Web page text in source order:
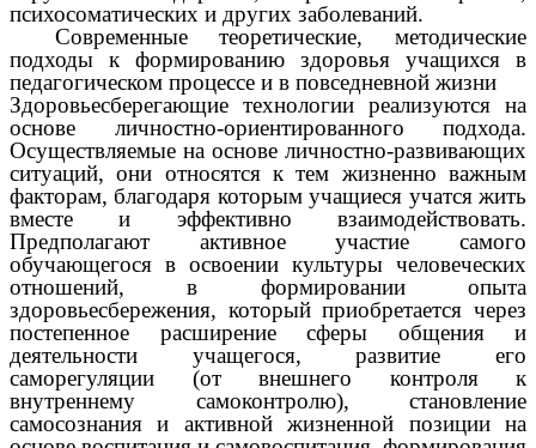
психосоматических и других заболеваний.
Современные теоретические, методические
подходы к формированию здоровья учащихся в
педагогическом процессе и в повседневной жизни
Здоровьесберегающие технологии реализуются на
основе личностно-ориентированного подхода.
Осуществляемые на основе личностно-развивающих
ситуаций, они относятся к тем жизненно важным
факторам, благодаря которым учащиеся учатся жить
вместе и эффективно взаимодействовать.
Предполагают активное участие самого
обучающегося в освоении культуры человеческих
отношений, в формировании опыта
здоровьесбережения, который приобретается через
постепенное расширение сферы общения и
деятельности учащегося, развитие его
саморегуляции (от внешнего контроля к
внутреннему самоконтролю), становление
самосознания и активной жизненной позиции на